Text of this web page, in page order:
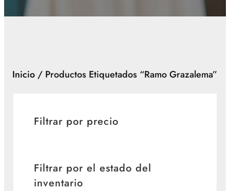
Inicio/ Productos Etiquetados “ramo Grazalema”
Filtrar por precio
Filtrar por el estado del
inventario